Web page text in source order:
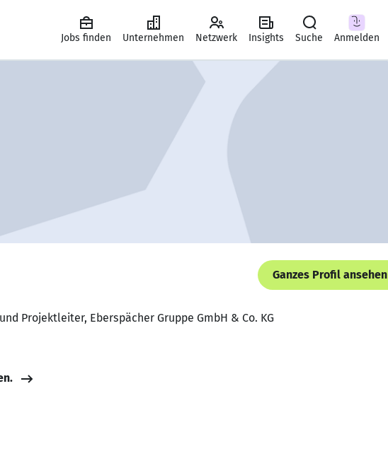
Jobs finden Unternehmen Netzwerk Insights Suche Anmelden
Ganzes Profil ansehen
Projektleiter, Eberspächer Gruppe GmbH & Co. KG